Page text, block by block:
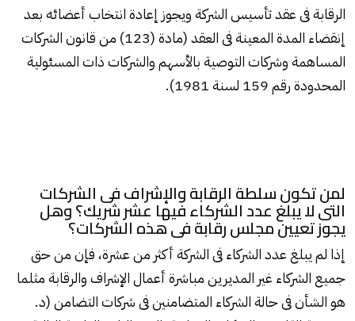
الرقابة فى عقد تأسيس الشركة ويجوز إعادة انتخاب أعضائه بعد
إنقضاء المدة المعينة فى العقد (مادة (123) من قانون الشركات
المساهمة وشركات التوصية بالأسهم والشركات ذات المسئولية
المحدودة رقم 159 لسنة 1981).
لمن تكون سلطة الرقابة والإشراف فى الشركات
التى لا يبلغ عدد الشركاء فيها عشر شريك؟ وهل
يجوز تعيين مجلس رقابة فى هذه الشركات؟
إذا لم يبلغ عدد الشركاء فى الشركة أكثر من عشرة، فإن من حق
جميع الشركاء غير المديرين مباشرة أعمال الإشراف والرقابة مثلما
هو الشأن فى حالة الشركاء المتضامنين فى شركات التضامن (د.